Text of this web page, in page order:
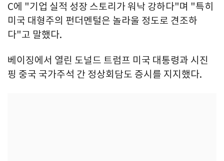
C에 "기업 실적 성장 스토리가 워낙 강하다"며 "특히
미국 대형주의 펀더멘털은 놀라울 정도로 견조하
다"고 말했다.
베이징에서 열린 도널드 트럼프 미국 대통령과 시진
핑 중국 국가주석 간 정상회담도 증시를 지지했다.